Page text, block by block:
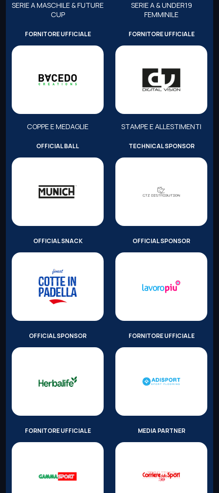
SERIE A MASCHILE & FUTURE
CUP
SERIE A & UNDER19
FEMMINILE
FORNITORE UFFICIALE
COPPE E MEDAGLIE
FORNITORE UFFICIALE
STAMPE E ALLESTIMENTI
OFFICIAL BALL TECHNICAL SPONSOR
OFFICIAL SNACK OFFICIAL SPONSOR
OFFICIAL SPONSOR FORNITORE UFFICIALE
FORNITORE UFFICIALE MEDIA PARTNER